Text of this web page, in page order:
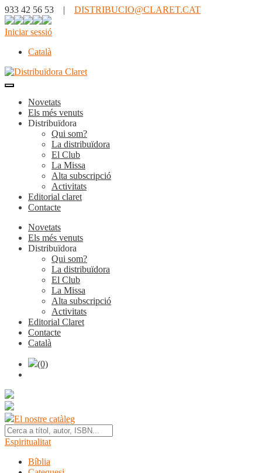
933 42 56 53 | DISTRIBUCIO@CLARET.CAT
Iniciar sessió
Català
Novetats
Els més venuts
Distribuïdora
Qui som?
La distribuïdora
El Club
La Missa
Alta subscripció
Activitats
Editorial claret
Contacte
Novetats
Els més venuts
Distribuïdora
Qui som?
La distribuïdora
El Club
La Missa
Alta subscripció
Activitats
Editorial Claret
Contacte
Català
(0)
El nostre catàleg
Espiritualitat
Bíblia